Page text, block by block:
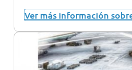
Ver más información